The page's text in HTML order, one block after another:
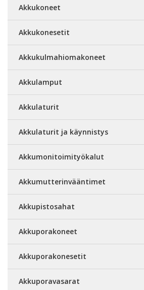
Akkukoneet
Akkukonesetit
Akkukulmahiomakoneet
Akkulamput
Akkulaturit
Akkulaturit ja käynnistys
Akkumonitoimityökalut
Akkumutterinvääntimet
Akkupistosahat
Akkuporakoneet
Akkuporakonesetit
Akkuporavasarat